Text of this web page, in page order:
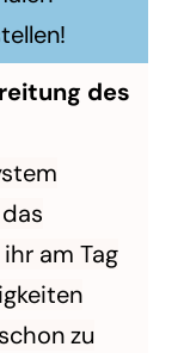
des
am Tag
zu